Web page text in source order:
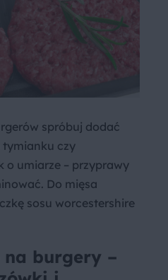
spróbuj dodać
tymianku czy
o umiarze – przyprawy
Do mięsa
sosu worcestershire
burgery –